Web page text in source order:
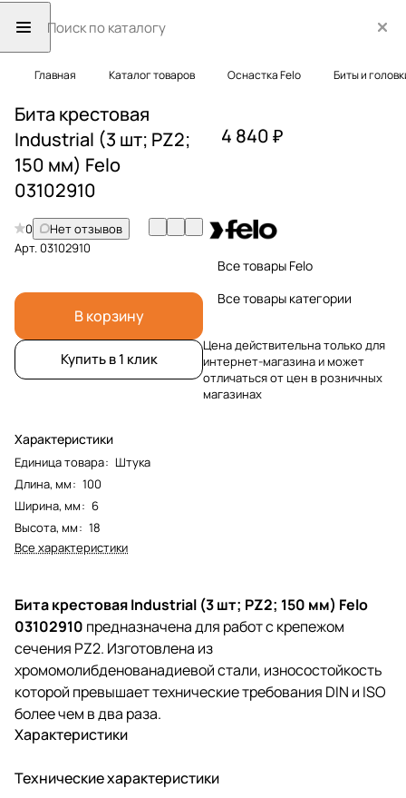
Главная Каталог товаров Оснастка Felo Биты и
Бита крестовая
Industrial (3 шт; PZ2;
150 мм) Felo
03102910
0
Нет отзывов
Арт.03102910
В корзину
Купить в 1 клик
Характеристики
Единица товара: Штука
Длина, мм: 100
Ширина, мм: 6
Высота, мм: 18
Все характеристики
4 840 ₽
Все товары Felo
Все товары категории
Цена действительна только для
интернет-магазина и может
отличаться от цен в розничных
магазинах
Бита крестовая Industrial (3 шт; PZ2; 150 мм) Felo
03102910 предназначена для работ с крепежом
сечения PZ2. Изготовлена из
хромомолибденованадиевой стали, износостойкость
которой превышает технические требования DIN и ISO
более чем в два раза.
Характеристики
Технические характеристики